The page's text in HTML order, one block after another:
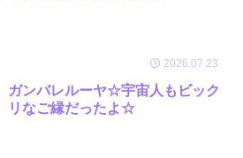
2026.07.23
ガンバレルーヤ☆宇宙人もビック
リなご縁だったよ☆